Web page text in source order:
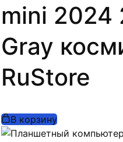
mini 2024
Gray
RuStore
В корзину